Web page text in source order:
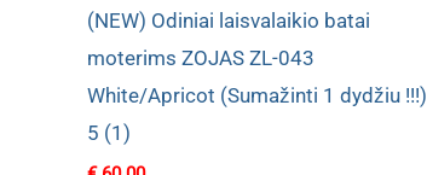
(NEW) Odiniai laisvalaikio batai
moterims ZOJAS ZL-043
White/Apricot (Sumažinti 1 dydžiu !!!)
5 (1)